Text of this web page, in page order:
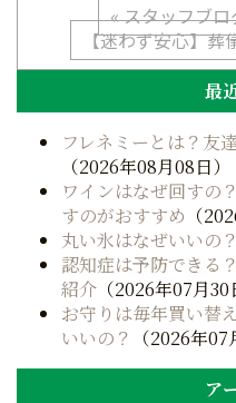
稿
ナ
ビ
ゲ
ー
シ
ョ
ン
« スタッフブ
【迷わず安心】
最
フレネミーとは？友
（2026年08月08日）
ワインはなぜ回すの
すのがおすすめ （
丸い氷はなぜいいの？
認知症は予防できる
紹介 （2026年07月30
お守りは毎年買い替
いいの？
（2026年07
ア